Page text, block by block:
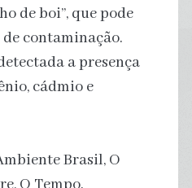
de boi”, que pode
contaminação.
a presença
cádmio e
Brasil, O